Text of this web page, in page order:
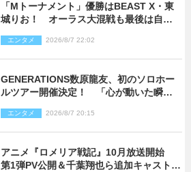
「Mトーナメント」優勝はBEAST X・東
城りお！ オーラス大混戦も最後は自ら
エンタメ 2026/8/7 22:02
GENERATIONS数原龍友、初のソロホー
ルツアー開催決定！ 「心が動いた瞬間
エンタメ 2026/8/7 20:15
アニメ『ロメリア戦記』10月放送開始
第1弾PV公開＆千葉翔也ら追加キャスト4